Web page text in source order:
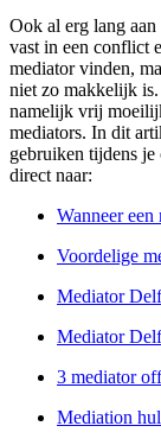
Ook al erg lang
vast in een conflict
mediator vinden,
niet zo makkelijk
namelijk vrij
mediators. In dit
gebruiken tijdens je
direct naar:
Wanneer
Voordelige
Mediator
Mediator
3 mediator
Mediation